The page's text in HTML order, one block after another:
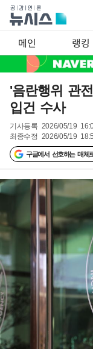
메인 랭킹
'음란행위 관
입건 수사
기사등록 2026/05/19
최종수정 2026/05/19
구글에서 선호하는 매체